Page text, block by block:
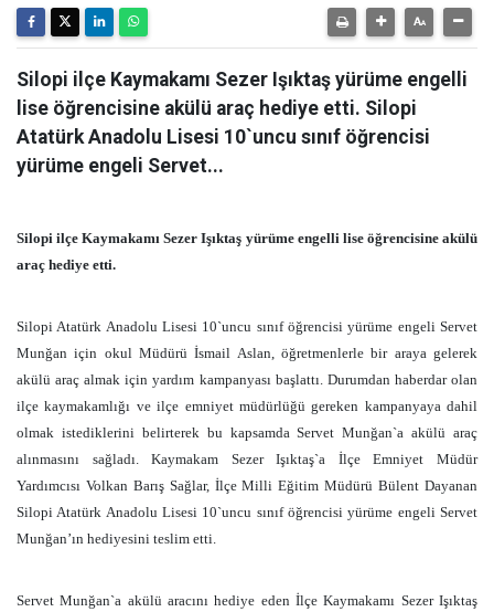
Silopi ilçe Kaymakamı Sezer Işıktaş yürüme engelli
lise öğrencisine akülü araç hediye etti. Silopi
Atatürk Anadolu Lisesi 10`uncu sınıf öğrencisi
yürüme engeli Servet...
Silopi ilçe Kaymakamı Sezer Işıktaş yürüme engelli lise öğrencisine akülü
araç hediye etti.
Silopi Atatürk Anadolu Lisesi 10`uncu sınıf öğrencisi yürüme engeli Servet
Munğan için okul Müdürü İsmail Aslan, öğretmenlerle bir araya gelerek
akülü araç almak için yardım kampanyası başlattı. Durumdan haberdar olan
ilçe kaymakamlığı ve ilçe emniyet müdürlüğü gereken kampanyaya dahil
olmak istediklerini belirterek bu kapsamda Servet Munğan`a akülü araç
alınmasını sağladı. Kaymakam Sezer Işıktaş`a İlçe Emniyet Müdür
Yardımcısı Volkan Barış Sağlar, İlçe Milli Eğitim Müdürü Bülent Dayanan
Silopi Atatürk Anadolu Lisesi 10`uncu sınıf öğrencisi yürüme engeli Servet
Munğan’ın hediyesini teslim etti.
Servet Munğan`a akülü aracını hediye eden İlçe Kaymakamı Sezer Işıktaş